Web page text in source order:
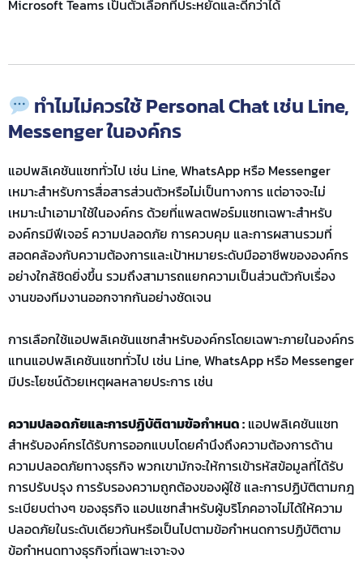
Microsoft Teams เป็นตัวเลือกที่ประหยัดและดีกว่าได้
ทำไมไม่ควรใช้ Personal Chat เช่น Line,
Messenger ในองค์กร
แอปพลิเคชันแชททั่วไป เช่น Line, WhatsApp หรือ Messenger
เหมาะสำหรับการสื่อสารส่วนตัวหรือไม่เป็นทางการ แต่อาจจะไม่
เหมาะนำเอามาใช้ในองค์กร ด้วยที่แพลตฟอร์มแชทเฉพาะสำหรับ
องค์กรมีฟีเจอร์ ความปลอดภัย การควบคุม และการผสานรวมที่
สอดคล้องกับความต้องการและเป้าหมายระดับมืออาชีพขององค์กร
อย่างใกล้ชิดยิ่งขึ้น รวมถึงสามารถแยกความเป็นส่วนตัวกับเรื่อง
งานของทีมงานออกจากกันอย่างชัดเจน
การเลือกใช้แอปพลิเคชันแชทสำหรับองค์กรโดยเฉพาะภายในองค์กร
แทนแอปพลิเคชันแชททั่วไป เช่น Line, WhatsApp หรือ Messenger
มีประโยชน์ด้วยเหตุผลหลายประการ เช่น
ความปลอดภัยและการปฏิบัติตามข้อกำหนด : แอปพลิเคชันแชท
สำหรับองค์กรได้รับการออกแบบโดยคำนึงถึงความต้องการด้าน
ความปลอดภัยทางธุรกิจ พวกเขามักจะให้การเข้ารหัสข้อมูลที่ได้รับ
การปรับปรุง การรับรองความถูกต้องของผู้ใช้ และการปฏิบัติตามกฎ
ระเบียบต่างๆ ของธุรกิจ แอปแชทสำหรับผู้บริโภคอาจไม่ได้ให้ความ
ปลอดภัยในระดับเดียวกันหรือเป็นไปตามข้อกำหนดการปฏิบัติตาม
ข้อกำหนดทางธุรกิจที่เฉพาะเจาะจง